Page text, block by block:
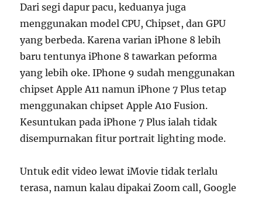
Dari segi dapur pacu, keduanya juga
menggunakan model CPU, Chipset, dan GPU
yang berbeda. Karena varian iPhone 8 lebih
baru tentunya iPhone 8 tawarkan peforma
yang lebih oke. IPhone 9 sudah menggunakan
chipset Apple A11 namun iPhone 7 Plus tetap
menggunakan chipset Apple A10 Fusion.
Kesuntukan pada iPhone 7 Plus ialah tidak
disempurnakan fitur portrait lighting mode.
Untuk edit video lewat iMovie tidak terlalu
terasa, namun kalau dipakai Zoom call, Google